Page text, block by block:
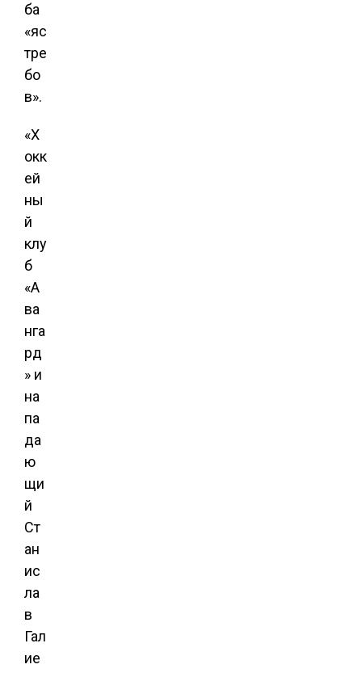
ба
«яс
тре
бо
в».
«Х
окк
ей
ны
й
клу
б
«А
ва
нга
рд
» и
на
па
да
ю
щи
й
Ст
ан
ис
ла
в
Гал
ие